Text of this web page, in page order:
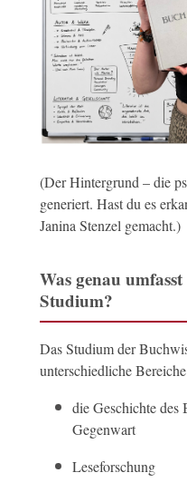
(Der Hintergrund – die
generiert. Hast du es
Janina Stenzel gemacht.)
Was genau
Studium?
Das Studium der
unterschiedliche
die Geschichte des
Gegenwart
Leseforschung